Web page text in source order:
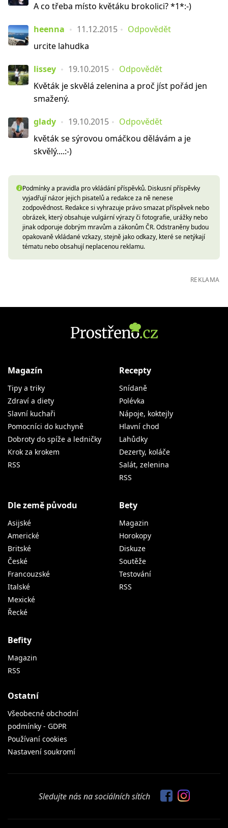
A co třeba místo květáku brokolici? *1*:-)
heenna 11.12.2015
Odpovědět
urcite lahudka
lissey 19.10.2015
Odpovědět
Květák je skvělá zelenina a proč jíst pořád jen
smažený.
glady 19.10.2015
Odpovědět
květák se sýrovou omáčkou dělávám a je
skvělý....:-)
Podmínky a pravidla pro vkládání příspěvků. Diskusní příspěvky
vyjadřují názor jejich pisatelů a redakce za ně nenese
zodpovědnost. Redakce si vyhrazuje právo smazat příspěvek nebo
obrázek, který obsahuje vulgární výrazy či fotografie, urážky nebo
jinak odporuje dobrým mravům a zákonům ČR. Odstraněny budou
opakovaně vkládané vzkazy, stejně jako odkazy, které se netýkají
tématu nebo obsahují neplacenou reklamu.
REKLAMA
Magazín
Tipy a triky
Zdraví a diety
Slavní kuchaři
Pomocníci do kuchyně
Dobroty do spíže a ledničky
Krok za krokem
RSS
Recepty
Snídaně
Polévka
Nápoje, koktejly
Hlavní chod
Lahůdky
Dezerty, koláče
Salát, zelenina
RSS
Dle země původu
Asijské
Americké
Britské
České
Francouzské
Italské
Mexické
Řecké
Bety
Magazin
Horokopy
Diskuze
Soutěže
Testování
RSS
Befity
Magazin
RSS
Ostatní
Všeobecné obchodní
podmínky - GDPR
Používaní cookies
Nastavení soukromí
Sledujte nás na sociálních sítích